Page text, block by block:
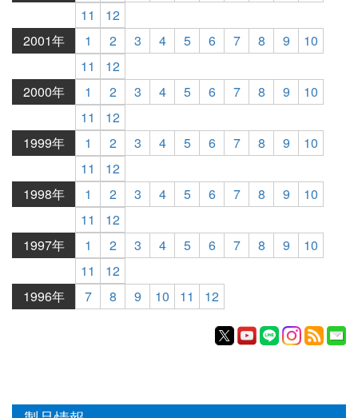
11
12
2001年
1 2 3 4 5 6 7 8 9
10
11
12
2000年
1 2 3 4 5 6 7 8 9
10
11
12
1999年
1 2 3 4 5 6 7 8 9
10
11
12
1998年
1 2 3 4 5 6 7 8 9
10
11
12
1997年
1 2 3 4 5 6 7 8 9
10
11
12
1996年
7 8 9 10 11 12